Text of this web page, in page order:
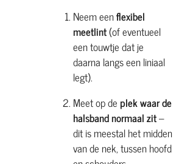
Neem eenflexibel
meetlint(of eventueel
een touwtje dat je
daarna langs een liniaal
legt).
Meet op de plek waar de
halsband normaal zit–
dit is meestal het midden
van de nek, tussen hoofd